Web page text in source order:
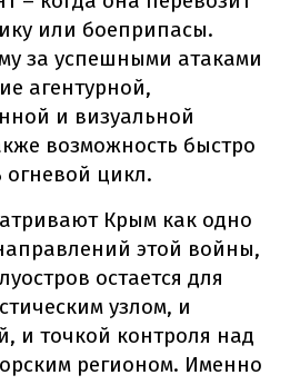
или боеприпасы.
за успешными атаками
агентурной,
и визуальной
возможность быстро
огневой цикл.
Крым как одно
этой войны,
остается для
узлом, и
и точкой контроля над
регионом. Именно